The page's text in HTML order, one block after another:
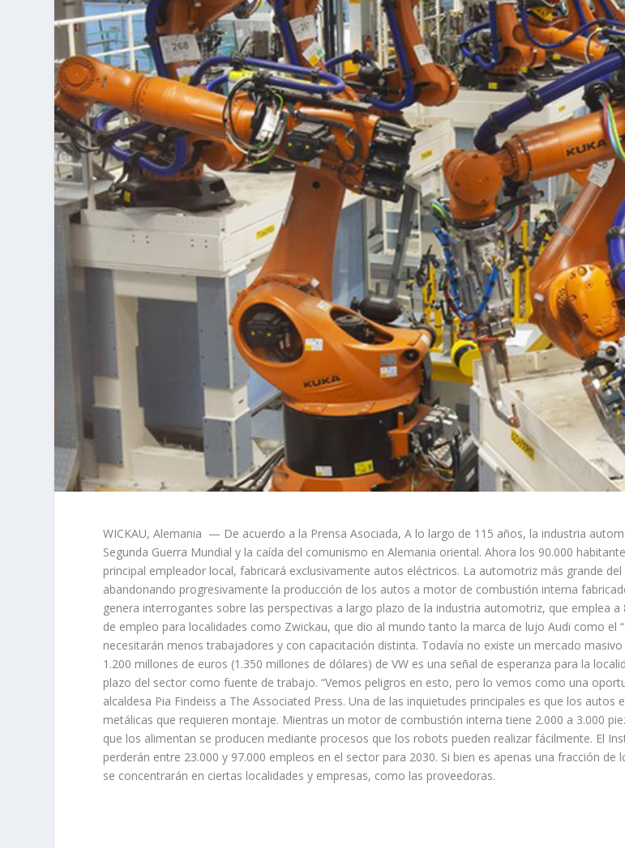
WICKAU, Alemania — De acuerdo a la Prensa Asociada, A lo largo de 115 años, la industria
Segunda Guerra Mundial y la caída del comunismo en Alemania oriental. Ahora los 90.000
principal empleador local, fabricará exclusivamente autos eléctricos. La automotriz más grande
abandonando progresivamente la producción de los autos a motor de combustión interna
genera interrogantes sobre las perspectivas a largo plazo de la industria automotriz, que emplea
de empleo para localidades como Zwickau, que dio al mundo tanto la marca de lujo Audi como el
necesitarán menos trabajadores y con capacitación distinta. Todavía no existe un mercado
1.200 millones de euros (1.350 millones de dólares) de VW es una señal de esperanza para la
plazo del sector como fuente de trabajo. “Vemos peligros en esto, pero lo vemos como una
alcaldesa Pia Findeiss a The Associated Press. Una de las inquietudes principales es que los
metálicas que requieren montaje. Mientras un motor de combustión interna tiene 2.000 a 3.000
que los alimentan se producen mediante procesos que los robots pueden realizar fácilmente. El
perderán entre 23.000 y 97.000 empleos en el sector para 2030. Si bien es apenas una fracción
se concentrarán en ciertas localidades y empresas, como las proveedoras.